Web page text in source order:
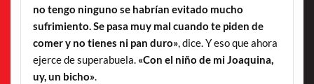
no tengo ninguno se habrían evitado mucho
sufrimiento. Se pasa muy mal cuando te piden de
comer y no tienes ni pan duro», dice. Y eso que ahora
ejerce de superabuela. «Con el niño de mi Joaquina,
uy, un bicho».